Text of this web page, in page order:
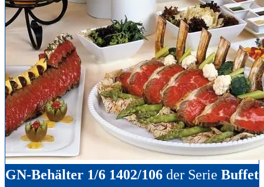
GN-Behälter 1/6 1402/106 der Serie Buffet